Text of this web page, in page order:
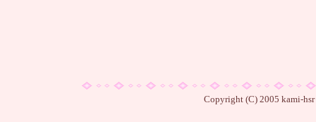
Copyright (C) 2005 kami-